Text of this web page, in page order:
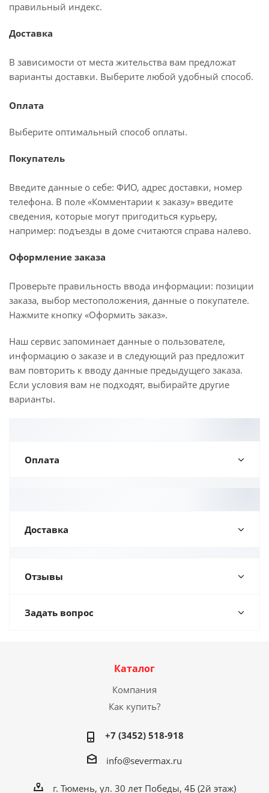
правильный индекс.
Доставка
В зависимости от места жительства вам предложат
варианты доставки. Выберите любой удобный способ.
Оплата
Выберите оптимальный способ оплаты.
Покупатель
Введите данные о себе: ФИО, адрес доставки, номер
телефона. В поле «Комментарии к заказу» введите
сведения, которые могут пригодиться курьеру,
например: подъезды в доме считаются справа налево.
Оформление заказа
Проверьте правильность ввода информации: позиции
заказа, выбор местоположения, данные о покупателе.
Нажмите кнопку «Оформить заказ».
Наш сервис запоминает данные о пользователе,
информацию о заказе и в следующий раз предложит
вам повторить к вводу данные предыдущего заказа.
Если условия вам не подходят, выбирайте другие
варианты.
Оплата
Доставка
Отзывы
Задать вопрос
Каталог
Компания
Как купить?
+7 (3452) 518-918
info@severmax.ru
г. Тюмень, ул. 30 лет Победы, 4Б (2й этаж)